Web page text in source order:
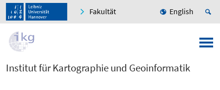
Fakultät English
Institut für Kartographie und Geoinformatik